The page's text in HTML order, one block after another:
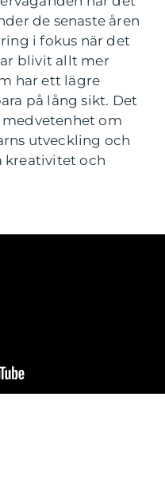
de senaste åren
i fokus när det
blivit allt mer
har ett lägre
på lång sikt. Det
medvetenhet om
utveckling och
kreativitet och